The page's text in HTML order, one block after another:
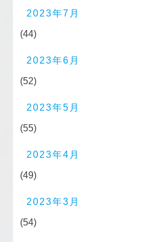
2023年7月
(44)
2023年6月
(52)
2023年5月
(55)
2023年4月
(49)
2023年3月
(54)